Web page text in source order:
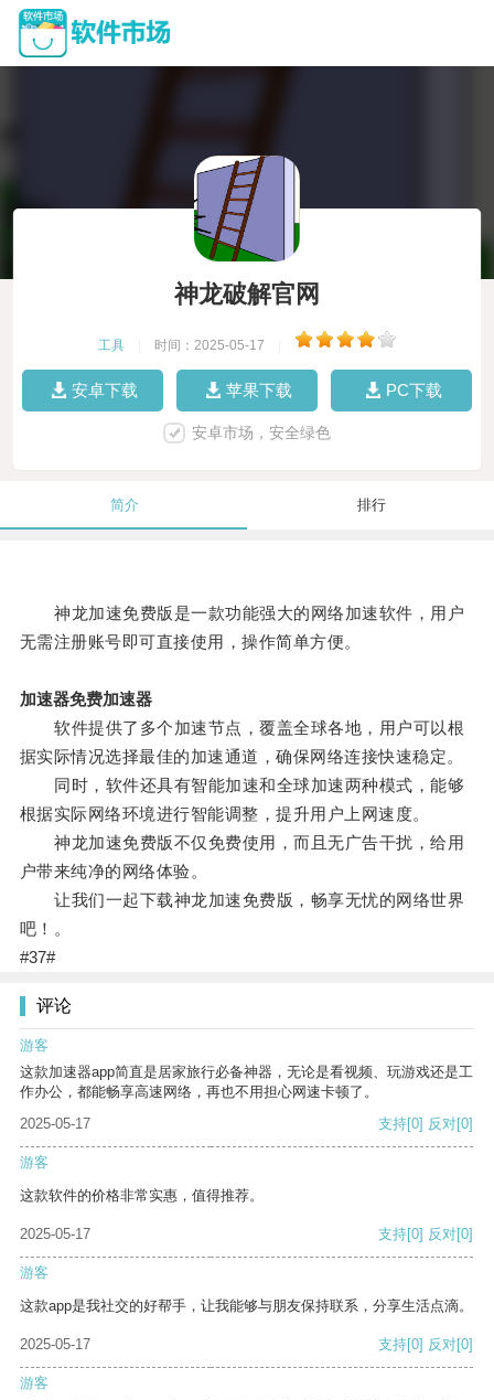
神龙破解官网
工具 时间：2025-05-17
安卓下载 苹果下载 PC下载
安卓市场，安全绿色
简介 排行
神龙加速免费版是一款功能强大的网络加速软件，用户
无需注册账号即可直接使用，操作简单方便。
加速器免费加速器
软件提供了多个加速节点，覆盖全球各地，用户可以根
据实际情况选择最佳的加速通道，确保网络连接快速稳定。
同时，软件还具有智能加速和全球加速两种模式，能够
根据实际网络环境进行智能调整，提升用户上网速度。
神龙加速免费版不仅免费使用，而且无广告干扰，给用
户带来纯净的网络体验。
让我们一起下载神龙加速免费版，畅享无忧的网络世界
吧！。
#37#
评论
游客
这款加速器app简直是居家旅行必备神器，无论是看视频、玩游戏还是工
作办公，都能畅享高速网络，再也不用担心网速卡顿了。
2025-05-17
支持[0] 反对[0]
游客
这款软件的价格非常实惠，值得推荐。
2025-05-17 支持[0] 反对[0]
游客
这款app是我社交的好帮手，让我能够与朋友保持联系，分享生活点滴。
2025-05-17 支持[0] 反对[0]
游客